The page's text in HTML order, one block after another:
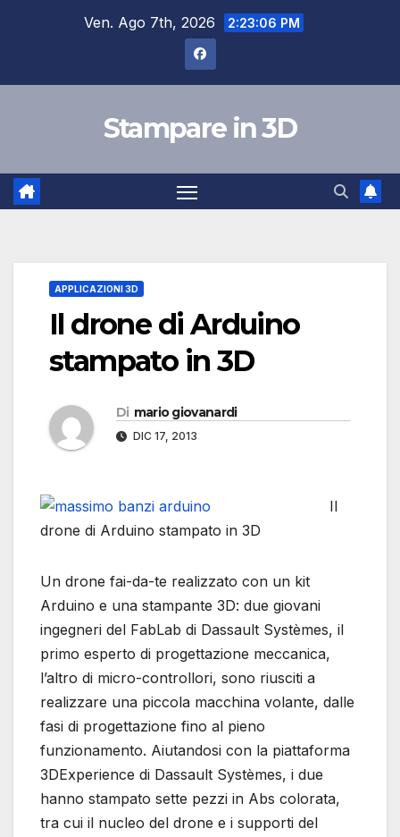
Ven. Ago 7th, 2026 2:23:06 PM
Stampare in 3D
APPLICAZIONI 3D
Il drone di Arduino
stampato in 3D
Di mario giovanardi
DIC 17, 2013
Il
drone di Arduino stampato in 3D
Un drone fai-da-te realizzato con un kit
Arduino e una stampante 3D: due giovani
ingegneri del FabLab di Dassault Systèmes, il
primo esperto di progettazione meccanica,
l’altro di micro-controllori, sono riusciti a
realizzare una piccola macchina volante, dalle
fasi di progettazione fino al pieno
funzionamento. Aiutandosi con la piattaforma
3DExperience di Dassault Systèmes, i due
hanno stampato sette pezzi in Abs colorata,
tra cui il nucleo del drone e i supporti del